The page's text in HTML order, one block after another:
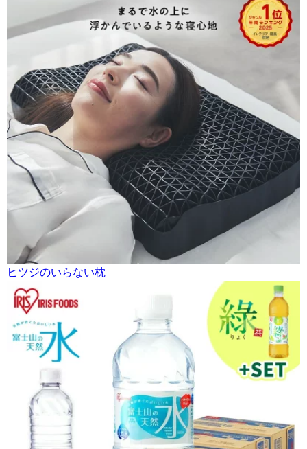
ヒツジのいらない枕